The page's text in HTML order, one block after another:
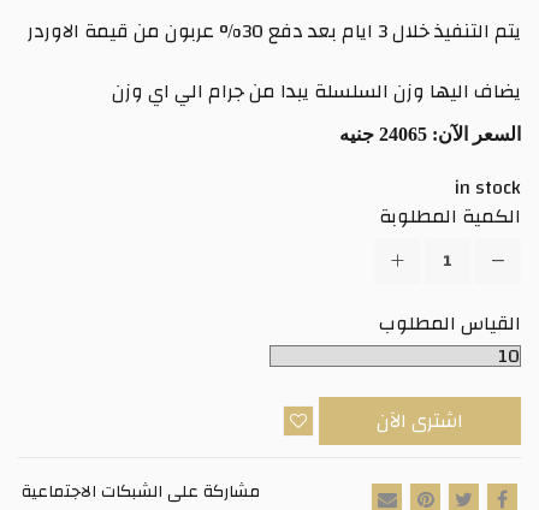
يتم التنفيذ خلال 3 ايام بعد دفع 30% عربون من قيمة الاوردر
يضاف اليها وزن السلسلة يبدا من جرام الي اي وزن
السعر الآن:
in stock
الكمية المطلوبة
القياس المطلوب
اشترى الآن
مشاركة على الشبكات الاجتماعية